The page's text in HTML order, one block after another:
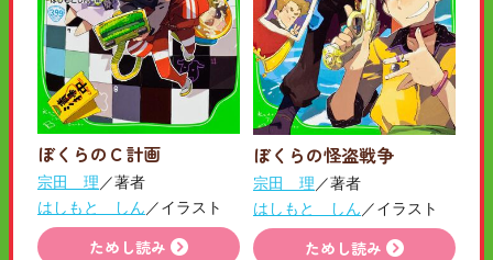
ぼくらのＣ計画
宗田 理 ／著者
はしもと しん ／イラスト
ためし読み
ぼくらの怪盗戦争
宗田 理 ／著者
はしもと しん ／イラスト
ためし読み